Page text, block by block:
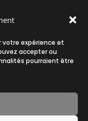
votre expérience et
accepter ou
pourraient être
À SON ESPACE
|